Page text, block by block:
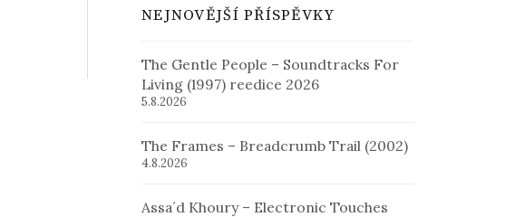
NEJNOVĚJŠÍ PŘÍSPĚVKY
The Gentle People – Soundtracks For
Living (1997) reedice 2026
5.8.2026
The Frames – Breadcrumb Trail (2002)
4.8.2026
Assa´d Khoury – Electronic Touches